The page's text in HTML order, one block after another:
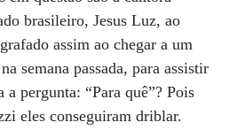
brasileiro, Jesus Luz, ao
assim ao chegar a um
semana passada, para assistir
pergunta: “Para quê”? Pois
eles conseguiram driblar.